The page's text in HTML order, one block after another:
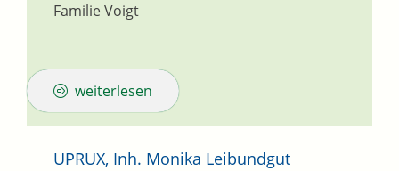
Familie Voigt
weiterlesen
UPRUX, Inh. Monika Leibundgut